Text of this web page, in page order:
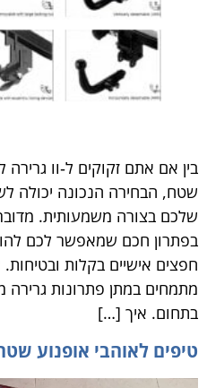
בין אם אתם זקוקים ל‑וו
שטח, הבחירה הנכונה יכולה
שלכם בצורה משמעותית.
בפתרון חכם שמאפשר לכם
חפצים אישיים בקלות
מתמחים במתן פתרונות גרירה
בתחום. איך […]
טיפים לאוהבי אופנוע